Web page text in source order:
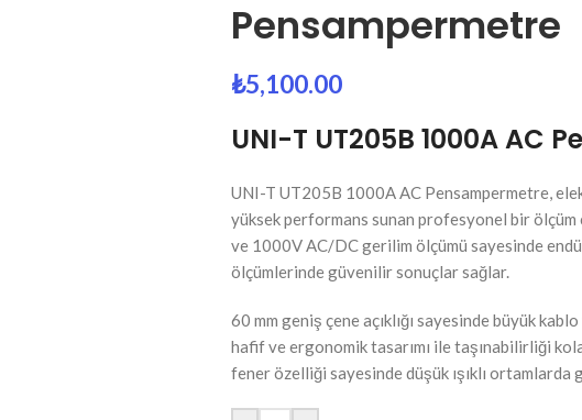
Pensampermetre
₺5,100.00
UNI-T UT205B 1000A AC
UNI-T UT205B 1000A AC Pensampermetre,
yüksek performans sunan profesyonel bir ölçüm
ve 1000V AC/DC gerilim ölçümü sayesinde
ölçümlerinde güvenilir sonuçlar sağlar.
60 mm geniş çene açıklığı sayesinde büyük
hafif ve ergonomik tasarımı ile taşınabilirliği
fener özelliği sayesinde düşük ışıklı ortamlarda